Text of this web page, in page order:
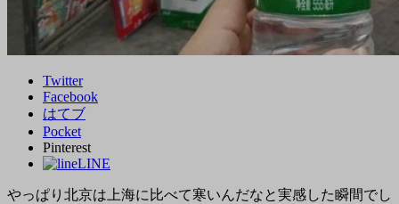
Twitter
Facebook
はてブ
Pocket
Pinterest
LINE
やっぱり北京は上海に比べて寒いんだなと実感した瞬間でし